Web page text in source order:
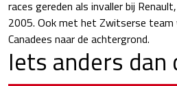
races gereden als invaller bij
2005. Ook met het Zwitserse team
Canadees naar de achtergrond.
Iets anders dan